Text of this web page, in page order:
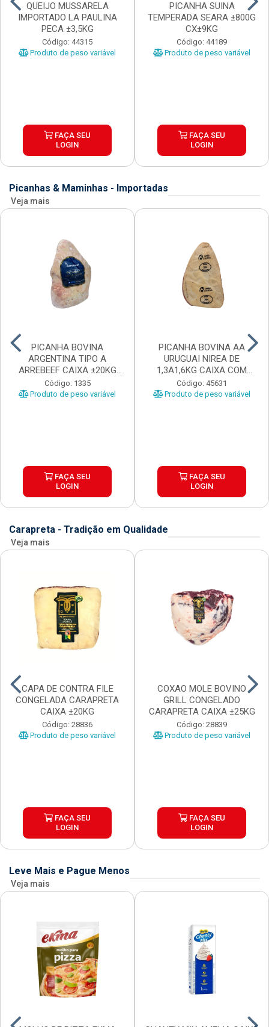
QUEIJO MUSSARELA
IMPORTADO LA PAULINA
PECA ±3,5KG
Código: 44315
Produto de peso variável
FAÇA SEU
LOGIN
PICANHA SUINA
TEMPERADA SEARA ±800G
CX±9KG
Código: 44189
Produto de peso variável
FAÇA SEU
LOGIN
Picanhas & Maminhas - Importadas
Veja mais
PICANHA BOVINA
ARGENTINA TIPO A
ARREBEEF CAIXA ±20KG
PEÇAS 1...
Código: 1335
Produto de peso variável
FAÇA SEU
LOGIN
PICANHA BOVINA AA
URUGUAI NIREA DE
1,3A1,6KG CAIXA COM
±15KG
Código: 45631
Produto de peso variável
FAÇA SEU
LOGIN
Carapreta - Tradição em Qualidade
Veja mais
CAPA DE CONTRA FILE
CONGELADA CARAPRETA
CAIXA ±20KG
Código: 28836
Produto de peso variável
FAÇA SEU
LOGIN
COXAO MOLE BOVINO
GRILL CONGELADO
CARAPRETA CAIXA ±25KG
Código: 28839
Produto de peso variável
FAÇA SEU
LOGIN
Leve Mais e Pague Menos
Veja mais